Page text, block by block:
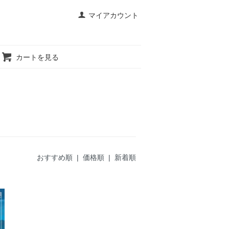
マイアカウント
カートを見る
おすすめ順 | 価格順 | 新着順